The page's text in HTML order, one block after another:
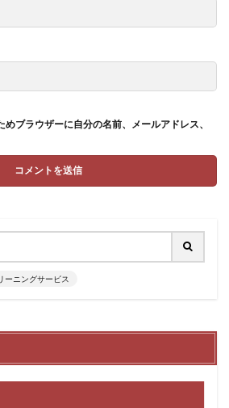
ブラウザーに自分の名前、メールアドレス、
ーニングサービス